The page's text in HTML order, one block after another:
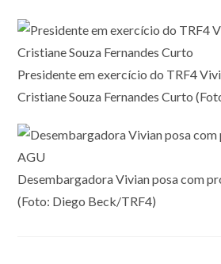
Presidente em exercício do TRF4
Cristiane Souza Fernandes Curto
Desembargadora Vivian posa com
(Foto: Diego Beck/TRF4)